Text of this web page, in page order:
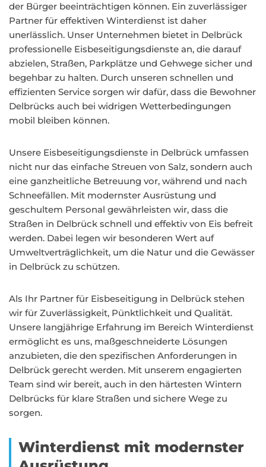
der Bürger beeinträchtigen können. Ein zuverlässiger
Partner für effektiven Winterdienst ist daher
unerlässlich. Unser Unternehmen bietet in Delbrück
professionelle Eisbeseitigungsdienste an, die darauf
abzielen, Straßen, Parkplätze und Gehwege sicher und
begehbar zu halten. Durch unseren schnellen und
effizienten Service sorgen wir dafür, dass die Bewohner
Delbrücks auch bei widrigen Wetterbedingungen
mobil bleiben können.
Unsere Eisbeseitigungsdienste in Delbrück umfassen
nicht nur das einfache Streuen von Salz, sondern auch
eine ganzheitliche Betreuung vor, während und nach
Schneefällen. Mit modernster Ausrüstung und
geschultem Personal gewährleisten wir, dass die
Straßen in Delbrück schnell und effektiv von Eis befreit
werden. Dabei legen wir besonderen Wert auf
Umweltverträglichkeit, um die Natur und die Gewässer
in Delbrück zu schützen.
Als Ihr Partner für Eisbeseitigung in Delbrück stehen
wir für Zuverlässigkeit, Pünktlichkeit und Qualität.
Unsere langjährige Erfahrung im Bereich Winterdienst
ermöglicht es uns, maßgeschneiderte Lösungen
anzubieten, die den spezifischen Anforderungen in
Delbrück gerecht werden. Mit unserem engagierten
Team sind wir bereit, auch in den härtesten Wintern
Delbrücks für klare Straßen und sichere Wege zu
sorgen.
Winterdienst mit modernster